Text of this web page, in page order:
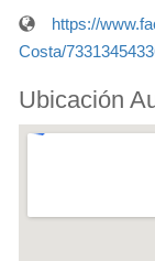
https://
Costa/
Ubicación